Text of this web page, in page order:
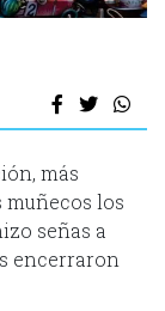
más
muñecos los
señas a
encerraron